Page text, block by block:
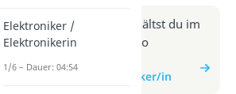
Weitere Infos erhältst du im
Beitrag zum Video
Anlagenmechaniker/in
Elektroniker /
Elektronikerin
1/6 – Dauer: 04:54